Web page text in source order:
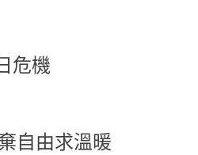
危機
自由求溫暖